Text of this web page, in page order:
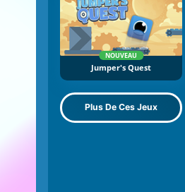
NOUVEAU
Jumper's Quest
Plus De Ces Jeux